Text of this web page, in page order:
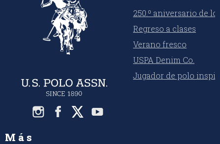
250.º aniversario de
Regreso a clases
Verano fresco
USPA Denim Co.
Jugador de polo
Más